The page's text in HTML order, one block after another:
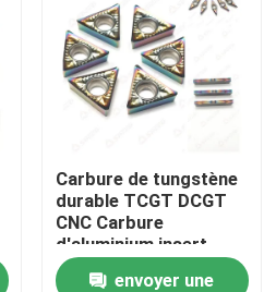
Carbure de tungstène
durable TCGT DCGT
CNC Carbure
d'aluminium insert
pour la précision
envoyer une